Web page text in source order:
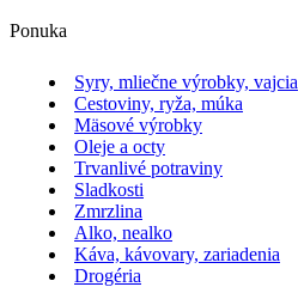
Ponuka
Syry, mliečne výrobky, vajcia
Cestoviny, ryža, múka
Mäsové výrobky
Oleje a octy
Trvanlivé potraviny
Sladkosti
Zmrzlina
Alko, nealko
Káva, kávovary, zariadenia
Drogéria